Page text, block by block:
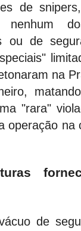
de
nenhum
ou de
na
"rara"
operação na
de